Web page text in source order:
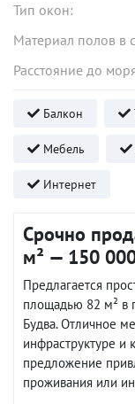
Тип окон:
Материал полов в
Расстояние до
Балкон
Мебель
Интернет
Срочно
м² — 150
Предлагается
площадью 82 м² в
Будва. Отличное
инфраструктуре
предложение
проживания или